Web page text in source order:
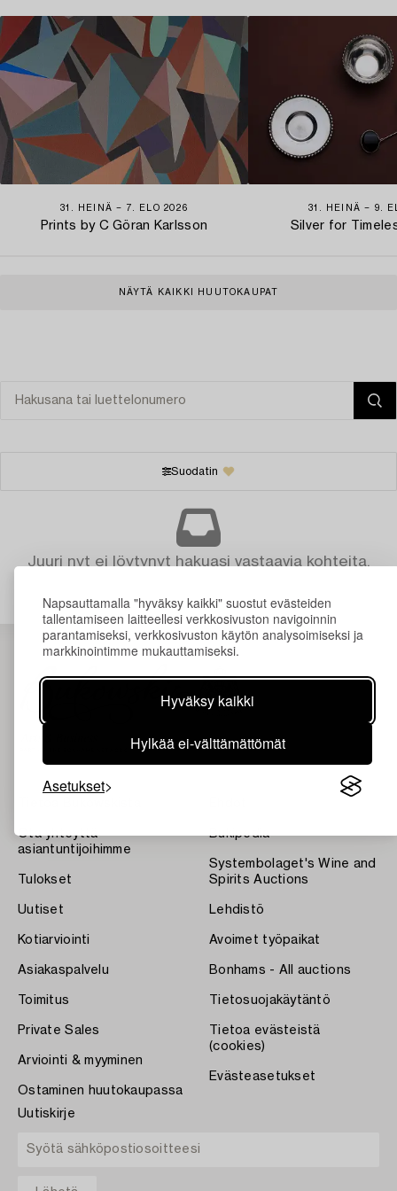
Napsauttamalla "hyväksy kaikki" suostut evästeiden
tallentamiseen laitteellesi verkkosivuston navigoinnin
parantamiseksi, verkkosivuston käytön analysoimiseksi ja
markkinointimme mukauttamiseksi.
Hyväksy kaikki
Hylkää ei-välttämättömät
Asetukset
31. HEINÄ − 7. ELO 2026
Prints by C Göran Karlsson
31. HEINÄ − 9.
Silver for
NÄYTÄ KAIKKI HUUTOKAUPAT
Suodatin
Juuri nyt ei löytynyt hakuasi vastaavia kohteita.
Ota yhteyttä
asiantuntijoihimme
Tulokset
Uutiset
Kotiarviointi
Asiakaspalvelu
Toimitus
Private Sales
Arviointi & myyminen
Ostaminen huutokaupassa
Bukipedia
Systembolaget's Wine and
Spirits Auctions
Lehdistö
Avoimet työpaikat
Bonhams - All auctions
Tietosuojakäytäntö
Tietoa evästeistä
(cookies)
Evästeasetukset
Uutiskirje